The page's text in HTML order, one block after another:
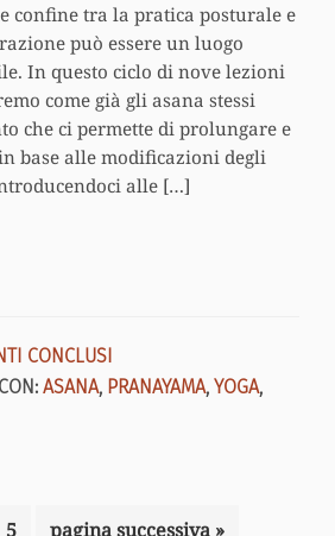
confine tra la pratica posturale e
può essere un luogo
In questo ciclo di nove lezioni
come già gli asana stessi
che ci permette di prolungare e
base alle modificazioni degli
alle […]
CONCLUSI
ASANA, PRANAYAMA, YOGA,
Pagina
5
Vai
pagina successiva »